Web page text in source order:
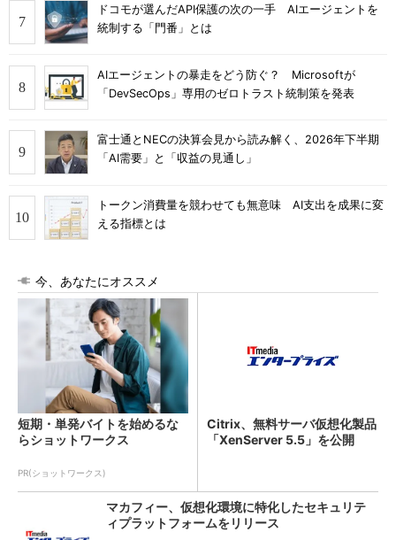
ドコモが選んだAPI保護の次の一手 AIエージェントを
統制する「門番」とは
AIエージェントの暴走をどう防ぐ？ Microsoftが
「DevSecOps」専用のゼロトラスト統制策を発表
富士通とNECの決算会見から読み解く、2026年下半期
「AI需要」と「収益の見通し」
トークン消費量を競わせても無意味 AI支出を成果に変
える指標とは
今、あなたにオススメ
短期・単発バイトを始めるな
らショットワークス
PR(ショットワークス)
Citrix、無料サーバ仮想化製品
「XenServer 5.5」を公開
マカフィー、仮想化環境に特化したセキュリテ
ィプラットフォームをリリース